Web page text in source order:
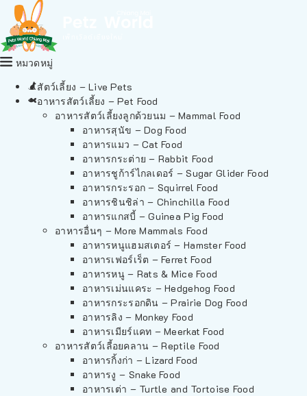
หมวดหมู่
สัตว์เลี้ยง – Live Pets
อาหารสัตว์เลี้ยง – Pet Food
อาหารสัตว์เลี้ยงลูกด้วยนม – Mammal Food
อาหารสุนัข – Dog Food
อาหารแมว – Cat Food
อาหารกระต่าย – Rabbit Food
อาหารชูก้าร์ไกลเดอร์ – Sugar Glider Food
อาหารกระรอก – Squirrel Food
อาหารชินชิล่า – Chinchilla Food
อาหารแกสบี้ – Guinea Pig Food
อาหารอื่นๆ – More Mammals Food
อาหารหนูแฮมสเตอร์ – Hamster Food
อาหารเฟอร์เร็ต – Ferret Food
อาหารหนู – Rats & Mice Food
อาหารเม่นแคระ – Hedgehog Food
อาหารกระรอกดิน – Prairie Dog Food
อาหารลิง – Monkey Food
อาหารเมียร์แคท – Meerkat Food
อาหารสัตว์เลี้อยคลาน – Reptile Food
อาหารกิ้งก่า – Lizard Food
อาหารงู – Snake Food
อาหารเต่า – Turtle and Tortoise Food